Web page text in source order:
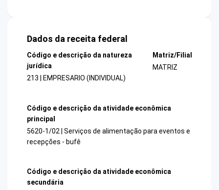
Dados da receita federal
Código e descrição da natureza
jurídica
213 | EMPRESARIO (INDIVIDUAL)
Matriz/Filial
MATRIZ
Código e descrição da atividade econômica
principal
5620-1/02 | Serviços de alimentação para eventos e
recepções - bufê
Código e descrição da atividade econômica
secundária